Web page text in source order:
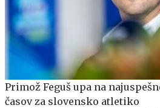
Primož Feguš upa na
časov za slovensko atletiko